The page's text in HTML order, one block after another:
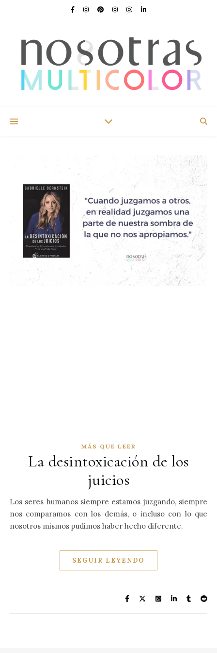
MÁS QUE LEER
La desintoxicación de los
juicios
Los seres humanos siempre estamos juzgando, siempre
nos comparamos con los demás, o incluso con lo que
nosotros mismos pudimos haber hecho diferente.
SEGUIR LEYENDO